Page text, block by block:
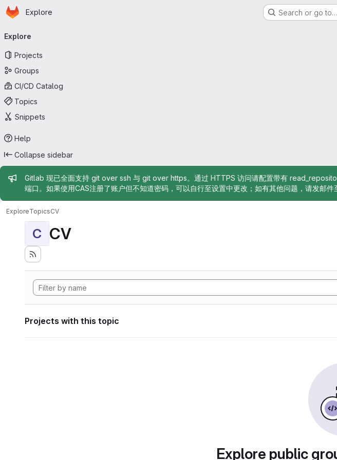
Skip to main content
Homepage
Explore Search or go to…
navigation
Explore
Projects
Groups
CI/CD Catalog
Topics
Snippets
Help
Collapse sidebar
Admin message
Gitlab 现已全面支持 git over ssh 与 git over https。通过 HTTPS 访问请配置带有
端口。如果使用CAS注册了账户但不知道密码，可以自行至设置中更改；如有其他问题，请发邮件
ExploreTopicsCV
C CV
Projects with this topic
Explore public